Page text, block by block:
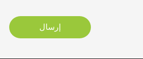
إرسال